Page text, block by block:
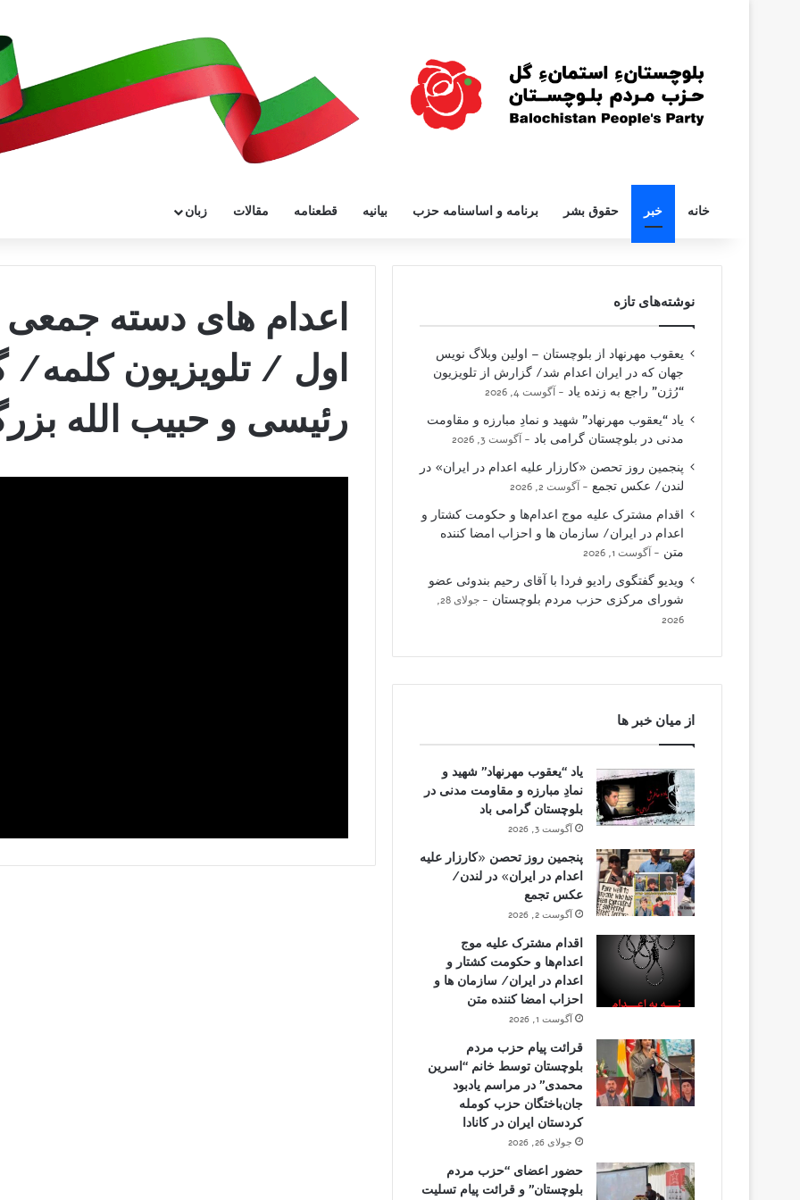
خانه خبر حقوق بشر برنامه و اساسنامه حزب بیانیه قطعنامه مقالات زبان
اعدام های دسته
اول / تلویزیون کلمه/
رئیسی و حبیب الله
نوشته‌های تازه
یعقوب مهرنهاد از بلوچستان – اولین وبلاگ نویس
جهان که در ایران اعدام شد/ گزارش از تلویزیون
“رُژن” راجع به زنده یاد
آگوست 4, 2026
یاد “یعقوب مهرنهاد” شهید و نمادِ مبارزه و مقاومت
مدنی در بلوچستان گرامی باد
آگوست 3, 2026
پنجمین روز تحصن «کارزار علیه اعدام در ایران» در
لندن/ عکس تجمع
آگوست 2, 2026
اقدام مشترک علیه موج اعدام‌ها و حکومت کشتار و
اعدام در ایران/ سازمان ها و احزاب امضا کننده
متن
آگوست 1, 2026
ویدیو گفتگوی رادیو فردا با آقای رحیم بندوئی عضو
شورای مرکزی حزب مردم بلوچستان
جولای 28,
2026
از میان خبر ها
یاد “یعقوب مهرنهاد” شهید و
نمادِ مبارزه و مقاومت مدنی در
بلوچستان گرامی باد
آگوست 3, 2026
پنجمین روز تحصن «کارزار علیه
اعدام در ایران» در لندن/
عکس تجمع
آگوست 2, 2026
اقدام مشترک علیه موج
اعدام‌ها و حکومت کشتار و
اعدام در ایران/ سازمان ها و
احزاب امضا کننده متن
آگوست 1, 2026
قرائت پیام حزب مردم
بلوچستان توسط خانم “اسرین
محمدی” در مراسم یادبود
جان‌باختگان حزب کومله
کردستان ایران در کانادا
جولای 26, 2026
حضور اعضای “حزب مردم
بلوچستان” و قرائت پیام تسلیت